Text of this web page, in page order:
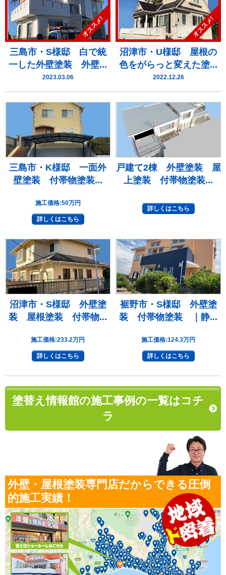
オススメ!
三島市・S様邸 白で統
一した外壁塗装 外壁...
2023.03.06
オススメ!
沼津市・U様邸 屋根の
色をがらっと変えた塗...
2022.12.26
三島市・K様邸 一面外
壁塗装 付帯物塗装...
施工価格:50万円
詳しくはこちら
戸建て2棟 外壁塗装 屋
上塗装 付帯物塗装...
詳しくはこちら
沼津市・S様邸 外壁塗
装 屋根塗装 付帯物...
施工価格:233.2万円
詳しくはこちら
裾野市・S様邸 外壁塗
装 付帯物塗装 ｜静...
施工価格:124.3万円
詳しくはこちら
塗替え情報館の施工事例の一覧はコチ
ラ
外壁・屋根塗装専門店だからできる圧倒
的施工実績！